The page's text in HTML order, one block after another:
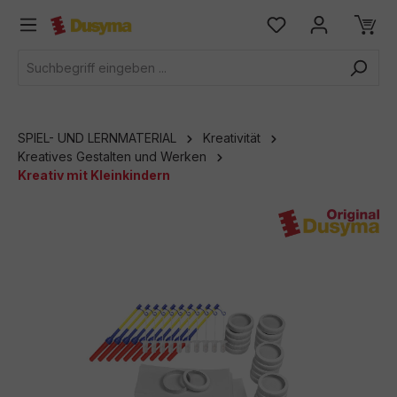
springen
SPIEL- UND LERNMATERIAL
Kreativität
Kreatives Gestalten und Werken
Kreativ mit Kleinkindern